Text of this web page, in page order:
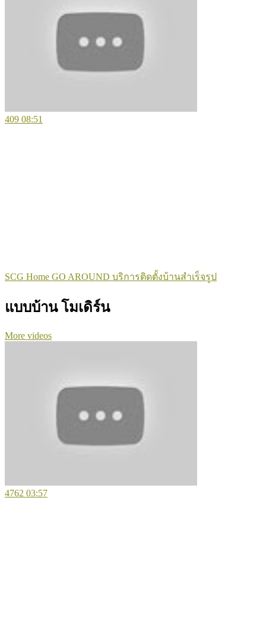
409 08:51
SCG Home GO AROUND บริการติดตั้งบ้านสำเร็จรูป
แบบบ้าน โมเดิร์น
More videos
4762 03:57